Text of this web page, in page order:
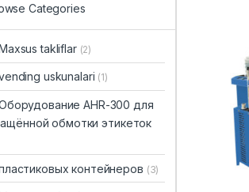
Categories
takliflar (2)
uskunalari (1)
AHR-300 для
обмотки этикеток
контейнеров (3)